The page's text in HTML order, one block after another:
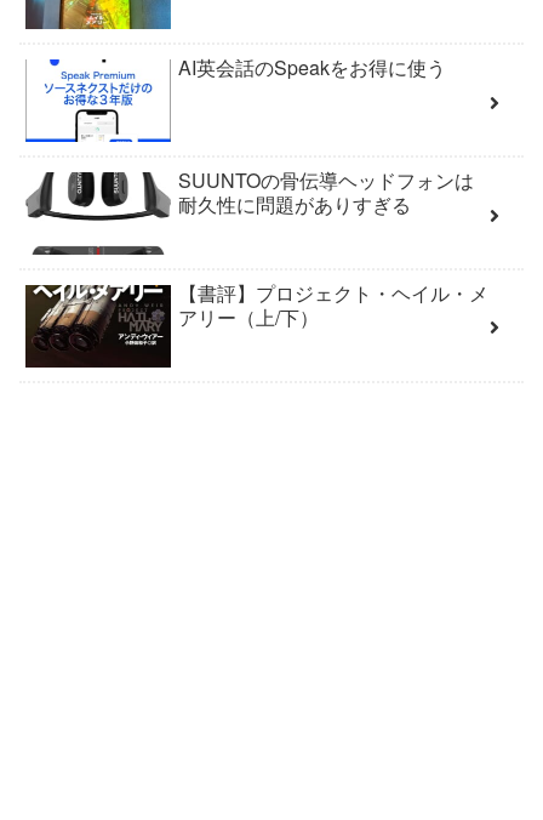
AI英会話のSpeakをお得に使う
SUUNTOの骨伝導ヘッドフォンは
耐久性に問題がありすぎる
【書評】プロジェクト・ヘイル・メ
アリー（上/下）